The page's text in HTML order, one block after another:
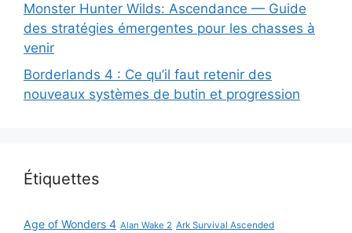
Monster Hunter Wilds: Ascendance — Guide
des stratégies émergentes pour les chasses à
venir
Borderlands 4 : Ce qu’il faut retenir des
nouveaux systèmes de butin et progression
Étiquettes
Age of Wonders 4 Alan Wake 2 Ark Survival Ascended